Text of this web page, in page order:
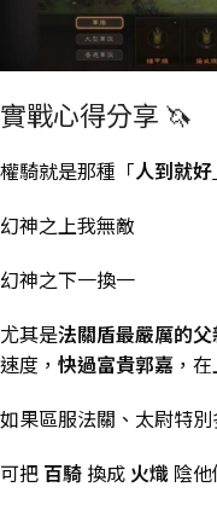
實戰心得分享 🦄
權騎就是那種「人到就好
幻神之上我無敵
幻神之下一換一
尤其是法關盾最嚴厲的
速度， 快過富貴郭嘉 ，
如果區服法關、太尉特別
可把 百騎 換成 火熾 陰他